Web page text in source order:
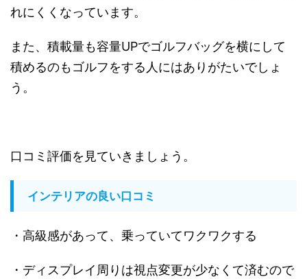
れにくくなっています。
また、積載量も容量UPでゴルフバッグを横にして
積めるのもゴルフをする人にはありがたいでしょ
う。
口コミ評価を見ていきましょう。
インテリアの良い口コミ
・高級感があって、乗っていてワクワクする
・ディスプレイ周りは視点変更が少なくて済むので